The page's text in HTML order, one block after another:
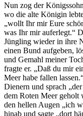
Nun zog der
wo die alte Königin
„wollt Ihr mir Eure
was Ihr mir auferlegt.“
Jüngling wieder in ihre
einen Bund aufgeben,
und Gemahl meiner
fragte er. „Daß du mir
Meer habe fallen
Dienern und sprach
dem Roten Meer geholt
den hellen Augen „ich
hinab und sagte „dort